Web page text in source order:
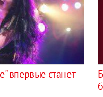
впервые станет